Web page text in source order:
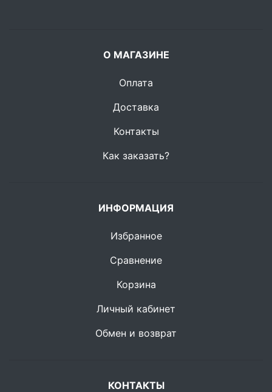
О МАГАЗИНЕ
Оплата
Доставка
Контакты
Как заказать?
ИНФОРМАЦИЯ
Избранное
Сравнение
Корзина
Личный кабинет
Обмен и возврат
КОНТАКТЫ